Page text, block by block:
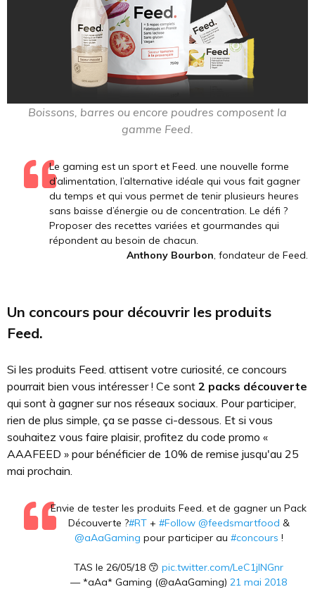
Boissons, barres ou encore poudres composent la
gamme Feed.
Le gaming est un sport et Feed. une nouvelle forme
d’alimentation, l’alternative idéale qui vous fait gagner
du temps et qui vous permet de tenir plusieurs heures
sans baisse d’énergie ou de concentration. Le défi ?
Proposer des recettes variées et gourmandes qui
répondent au besoin de chacun.
Anthony Bourbon, fondateur de Feed.
Un concours pour découvrir les produits
Feed.
Si les produits Feed. attisent votre curiosité, ce concours
pourrait bien vous intéresser ! Ce sont 2 packs découverte
qui sont à gagner sur nos réseaux sociaux. Pour participer,
rien de plus simple, ça se passe ci-dessous. Et si vous
souhaitez vous faire plaisir, profitez du code promo «
AAAFEED » pour bénéficier de 10% de remise jusqu'au 25
mai prochain.
Envie de tester les produits Feed. et de gagner un Pack
Découverte ?#RT+ #Follow @feedsmartfood &
@aAaGaming pour participer au #concours !
TAS le 26/05/18 😙 pic.twitter.com/LeC1jlNGnr
— *aAa* Gaming (@aAaGaming) 21 mai 2018